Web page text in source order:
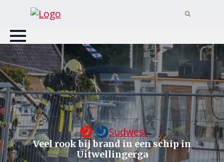
Sudwest
Veel rook bij brand in een schip in
Uitwellingerga